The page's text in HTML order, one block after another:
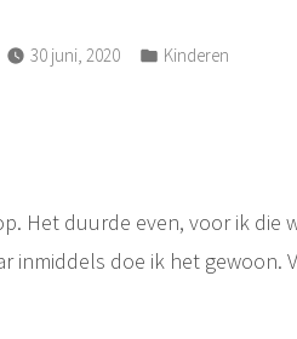
30 juni, 2020
Posted
Kinderen
Het duurde even, voor ik die
inmiddels doe ik het gewoon.